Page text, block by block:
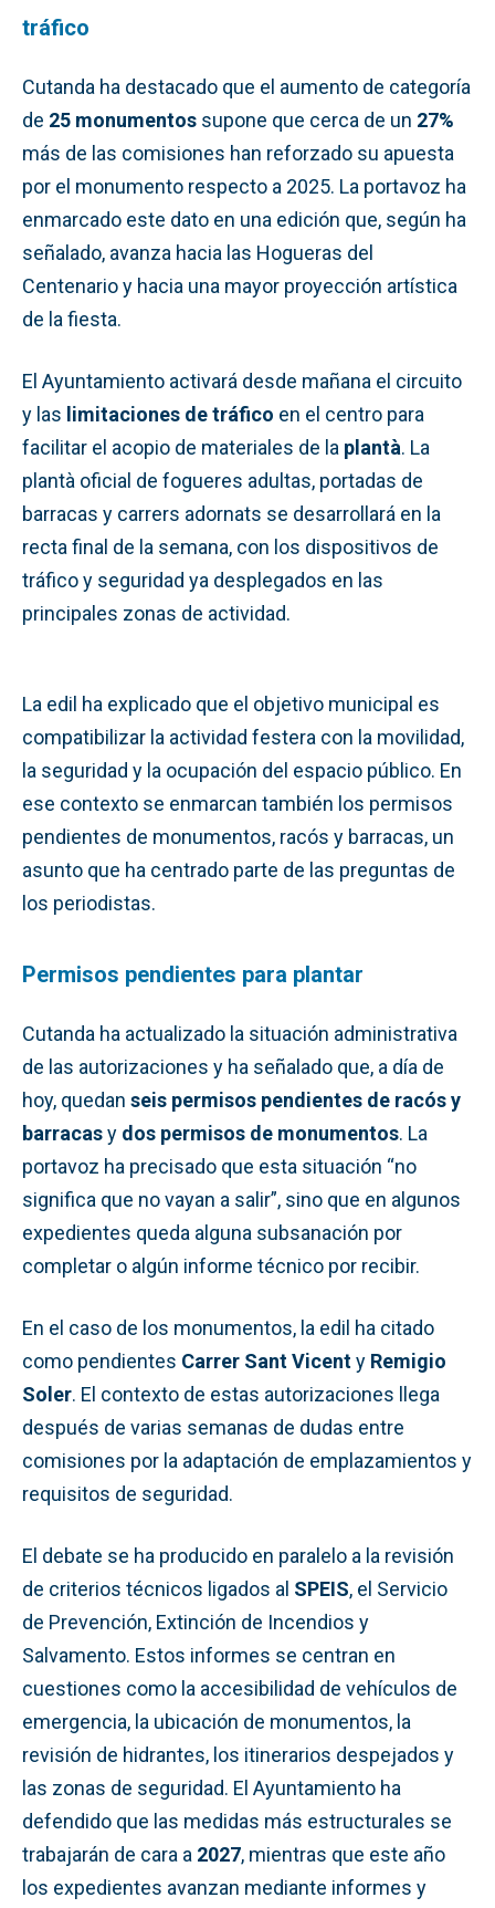
tráfico
Cutanda ha destacado que el aumento de categoría
de 25 monumentos supone que cerca de un 27%
más de las comisiones han reforzado su apuesta
por el monumento respecto a 2025. La portavoz ha
enmarcado este dato en una edición que, según ha
señalado, avanza hacia las Hogueras del
Centenario y hacia una mayor proyección artística
de la fiesta.
El Ayuntamiento activará desde mañana el circuito
y las limitaciones de tráfico en el centro para
facilitar el acopio de materiales de la plantà. La
plantà oficial de fogueres adultas, portadas de
barracas y carrers adornats se desarrollará en la
recta final de la semana, con los dispositivos de
tráfico y seguridad ya desplegados en las
principales zonas de actividad.
La edil ha explicado que el objetivo municipal es
compatibilizar la actividad festera con la movilidad,
la seguridad y la ocupación del espacio público. En
ese contexto se enmarcan también los permisos
pendientes de monumentos, racós y barracas, un
asunto que ha centrado parte de las preguntas de
los periodistas.
Permisos pendientes para plantar
Cutanda ha actualizado la situación administrativa
de las autorizaciones y ha señalado que, a día de
hoy, quedan seis permisos pendientes de racós y
barracasy dos permisos de monumentos. La
portavoz ha precisado que esta situación “no
significa que no vayan a salir”, sino que en algunos
expedientes queda alguna subsanación por
completar o algún informe técnico por recibir.
En el caso de los monumentos, la edil ha citado
como pendientes Carrer Sant Vicenty Remigio
Soler. El contexto de estas autorizaciones llega
después de varias semanas de dudas entre
comisiones por la adaptación de emplazamientos y
requisitos de seguridad.
El debate se ha producido en paralelo a la revisión
de criterios técnicos ligados al SPEIS, el Servicio
de Prevención, Extinción de Incendios y
Salvamento. Estos informes se centran en
cuestiones como la accesibilidad de vehículos de
emergencia, la ubicación de monumentos, la
revisión de hidrantes, los itinerarios despejados y
las zonas de seguridad. El Ayuntamiento ha
defendido que las medidas más estructurales se
trabajarán de cara a 2027, mientras que este año
los expedientes avanzan mediante informes y